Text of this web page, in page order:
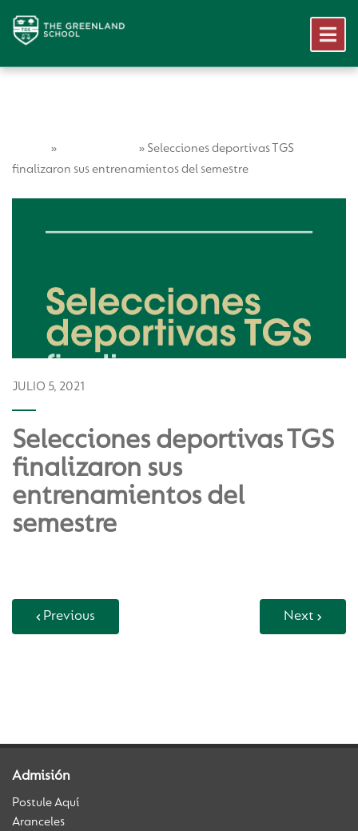
» » Selecciones deportivas TGS
finalizaron sus entrenamientos del semestre
JULIO 5, 2021
Selecciones deportivas TGS
finalizaron sus
entrenamientos del
semestre
Previous Next
Admisión
Postule Aquí
Aranceles